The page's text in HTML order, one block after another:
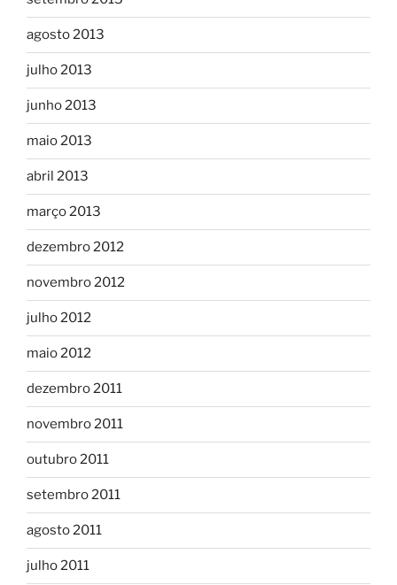
agosto 2013
julho 2013
junho 2013
maio 2013
abril 2013
março 2013
dezembro 2012
novembro 2012
julho 2012
maio 2012
dezembro 2011
novembro 2011
outubro 2011
setembro 2011
agosto 2011
julho 2011